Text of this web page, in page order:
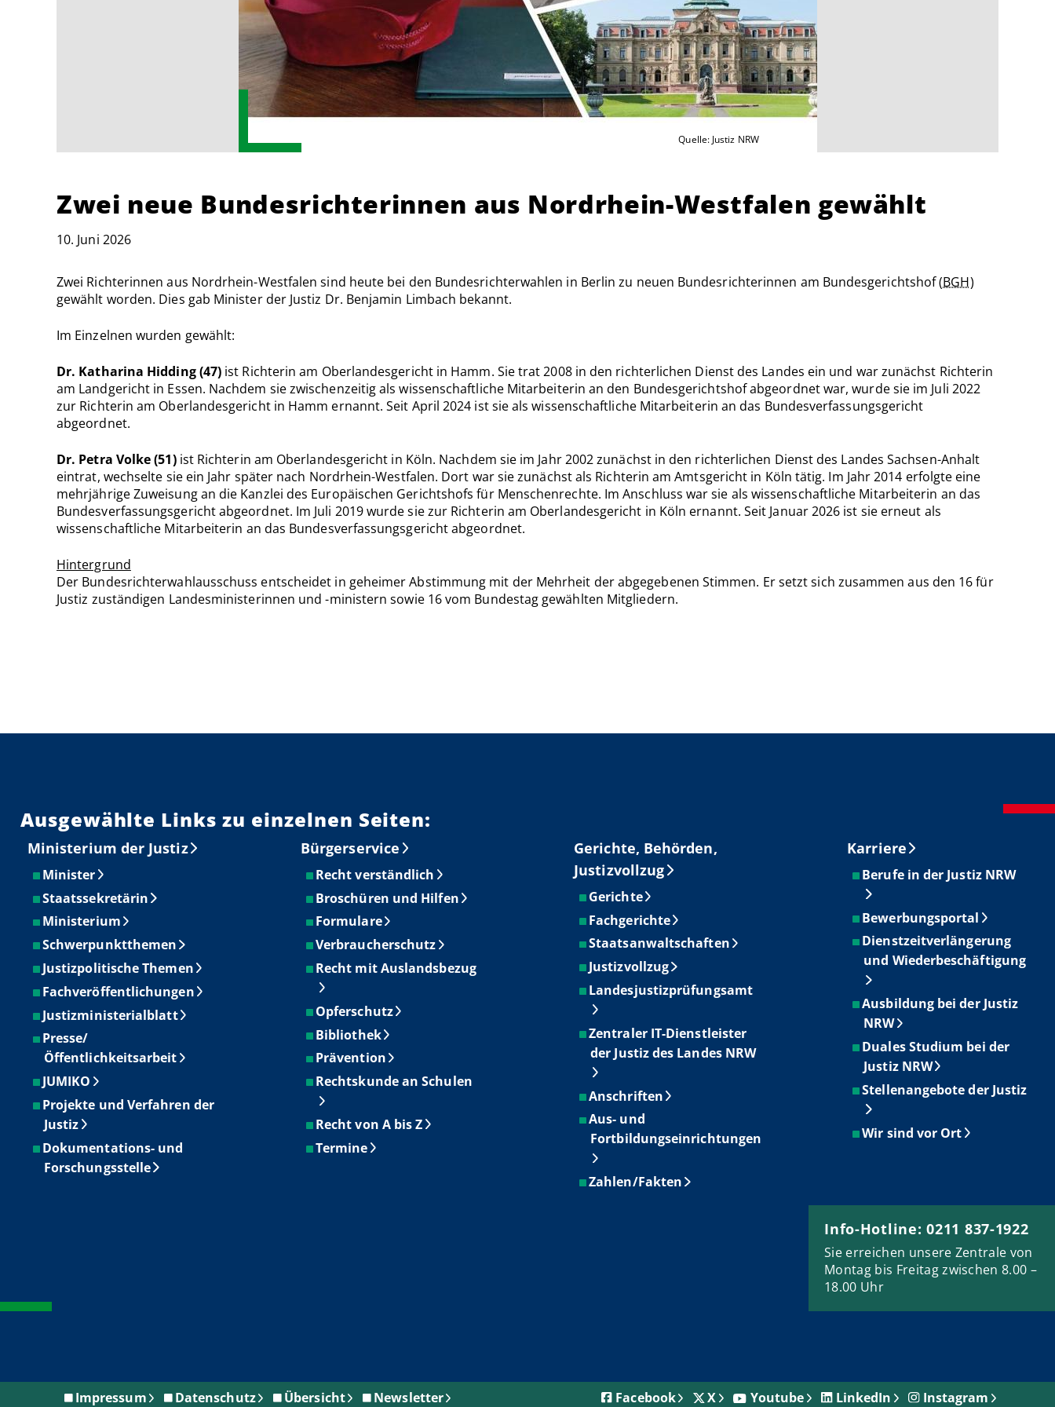
Quelle: Justiz NRW
Zwei neue Bundesrichterinnen aus Nordrhein-Westfalen gewählt
10. Juni 2026
Zwei Richterinnen aus Nordrhein-Westfalen sind heute bei den Bundesrichterwahlen in Berlin zu neuen Bundesrichterinnen am Bundesgerichtshof (BGH)
gewählt worden. Dies gab Minister der Justiz Dr. Benjamin Limbach bekannt.
Im Einzelnen wurden gewählt:
Dr. Katharina Hidding (47) ist Richterin am Oberlandesgericht in Hamm. Sie trat 2008 in den richterlichen Dienst des Landes ein und war zunächst Richterin
am Landgericht in Essen. Nachdem sie zwischenzeitig als wissenschaftliche Mitarbeiterin an den Bundesgerichtshof abgeordnet war, wurde sie im Juli 2022
zur Richterin am Oberlandesgericht in Hamm ernannt. Seit April 2024 ist sie als wissenschaftliche Mitarbeiterin an das Bundesverfassungsgericht
abgeordnet.
Dr. Petra Volke (51)ist Richterin am Oberlandesgericht in Köln. Nachdem sie im Jahr 2002 zunächst in den richterlichen Dienst des Landes Sachsen-Anhalt
eintrat, wechselte sie ein Jahr später nach Nordrhein-Westfalen. Dort war sie zunächst als Richterin am Amtsgericht in Köln tätig. Im Jahr 2014 erfolgte eine
mehrjährige Zuweisung an die Kanzlei des Europäischen Gerichtshofs für Menschenrechte. Im Anschluss war sie als wissenschaftliche Mitarbeiterin an das
Bundesverfassungsgericht abgeordnet. Im Juli 2019 wurde sie zur Richterin am Oberlandesgericht in Köln ernannt. Seit Januar 2026 ist sie erneut als
wissenschaftliche Mitarbeiterin an das Bundesverfassungsgericht abgeordnet.
Hintergrund
Der Bundesrichterwahlausschuss entscheidet in geheimer Abstimmung mit der Mehrheit der abgegebenen Stimmen. Er setzt sich zusammen aus den 16 für
Justiz zuständigen Landesministerinnen und -ministern sowie 16 vom Bundestag gewählten Mitgliedern.
Ausgewählte Links zu einzelnen Seiten:
Ministerium der Justiz
Minister
Staatssekretärin
Ministerium
Schwerpunktthemen
Justizpolitische Themen
Fachveröffentlichungen
Justizministerialblatt
Presse/
Öffentlichkeitsarbeit
JUMIKO
Projekte und Verfahren der
Justiz
Dokumentations- und
Forschungsstelle
Bürgerservice
Recht verständlich
Broschüren und Hilfen
Formulare
Verbraucherschutz
Recht mit Auslandsbezug
Opferschutz
Bibliothek
Prävention
Rechtskunde an Schulen
Recht von A bis Z
Termine
Gerichte, Behörden,
Justizvollzug
Gerichte
Fachgerichte
Staatsanwaltschaften
Justizvollzug
Landesjustizprüfungsamt
Zentraler IT-Dienstleister
der Justiz des Landes NRW
Anschriften
Aus- und
Fortbildungseinrichtungen
Zahlen/Fakten
Karriere
Berufe in der Justiz NRW
Bewerbungsportal
Dienstzeitverlängerung
und Wiederbeschäftigung
Ausbildung bei der Justiz
NRW
Duales Studium bei der
Justiz NRW
Stellenangebote der Justiz
Wir sind vor Ort
Info-Hotline: 0211 837-1922
Sie erreichen unsere Zentrale von
Montag bis Freitag zwischen 8.00 –
18.00 Uhr
Impressum Datenschutz Übersicht Newsletter Facebook X Youtube LinkedIn Instagram